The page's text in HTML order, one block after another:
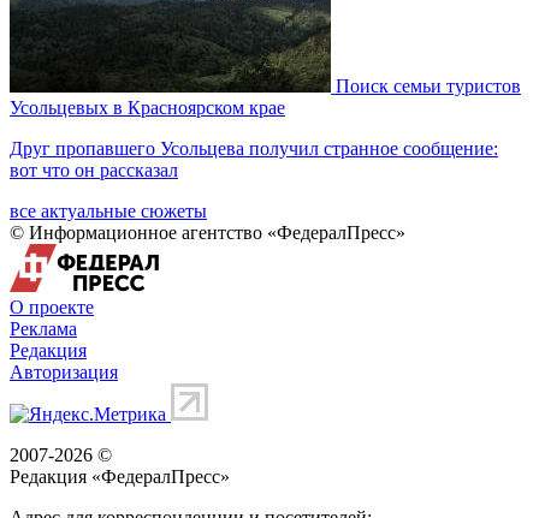
Поиск семьи туристов
Усольцевых в Красноярском крае
Друг пропавшего Усольцева получил странное сообщение:
вот что он рассказал
все актуальные сюжеты
© Информационное агентство «ФедералПресс»
О проекте
Реклама
Редакция
Авторизация
2007-2026 ©
Редакция «ФедералПресс»